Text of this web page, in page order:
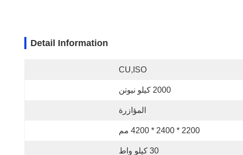
Detail Information
CU,ISO
2000 كيلو نيوتن
المؤازرة
2200 * 2400 * 4200 مم
30 كيلو واط